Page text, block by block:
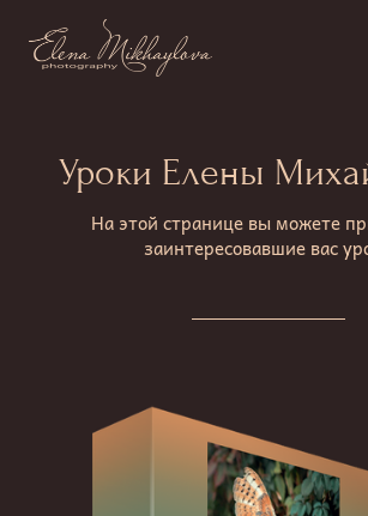
Уроки Елены
На этой странице вы можете
заинтересовавшие вас